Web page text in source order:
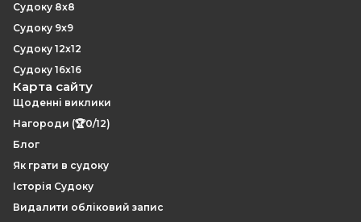
Судоку 8x8
Судоку 9x9
Судоку 12x12
Судоку 16x16
Карта сайту
Щоденні виклики
Нагороди (🏆0/12)
Блог
Як грати в судоку
Історія Судоку
Видалити обліковий запис